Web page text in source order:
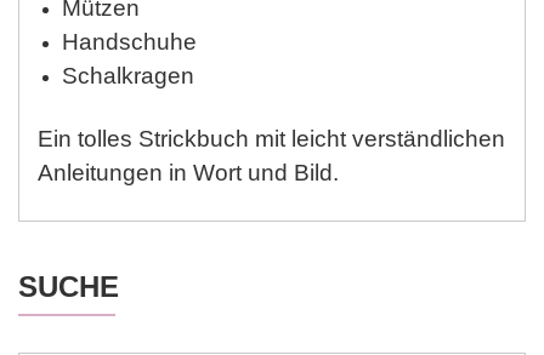
Mützen
Handschuhe
Schalkragen
Ein tolles Strickbuch mit leicht verständlichen
Anleitungen in Wort und Bild.
SUCHE